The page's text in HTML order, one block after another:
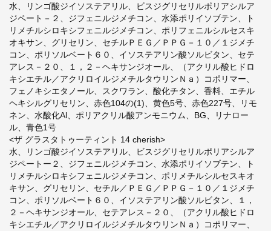
水、リンゴ酸ジイソステアリル、ビスジグリセリルポリアシルア
ジペート－２、ジフェニルジメチコン、水添ポリイソブテン、ト
リメチルシロキシフェニルジメチコン、ポリフェニルシルセスキ
オキサン、グリセリン、セチルＰＥＧ／ＰＰＧ－１０／１ジメチ
コン、ポリソルベート６０、イソステアリン酸ソルビタン、セテ
アレス－２０、１，２－ヘキサンジオール、（アクリル酸ヒドロ
キシエチル／アクリロイルジメチルタウリンＮａ）コポリマー、
フェノキシエタノール、スクワラン、酸化チタン、香料、エチル
ヘキシルグリセリン、赤色104の(1)、黄色5号、赤色227号、リモ
ネン、水酸化Al、ポリアクリル酸アンモニウム、BG、リナロー
ル、青色1号
<ザ グラスタトゥーティント 14 cherish>
水、リンゴ酸ジイソステアリル、ビスジグリセリルポリアシルア
ジペートー２、ジフェニルジメチコン、水添ポリイソブテン、ト
リメチルシロキシフェニルジメチコン、ポリメチルシルセスキオ
キサン、グリセリン、セチル／ＰＥＧ／ＰＰＧ－１０／１ジメチ
コン、ポリソルベート６０、イソステアリン酸ソルビタン、１，
２－ヘキサンジオール、セテアレス－２０、（アクリル酸ヒドロ
キシエチル／アクリロイルジメチルタウリンＮａ）コポリマー、